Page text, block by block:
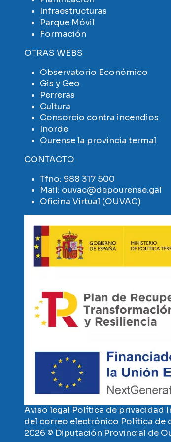
Infraestructuras
Parque Móvil
Formación
OTRAS WEBS
Observatorio Económico
Gis y Geo
Perreras
Cultura
Consorcio contra incendios
Inorde
Ourense la provincia termal
CONTACTO
Tfno: 988 317 500
Mail: ouvac@depourense.gal
Oficina Virtual (OUVAC)
Aviso legal Política de privacidad
del correo electrónico Política de
2026 © Diputación Provincial de